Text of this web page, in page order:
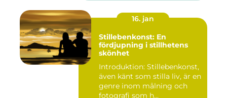
16. jan
Stillebenkonst: En
fördjupning i stillhetens
skönhet
Introduktion: Stillebenkonst,
även känt som stilla liv, är en
genre inom målning och
fotografi som h...